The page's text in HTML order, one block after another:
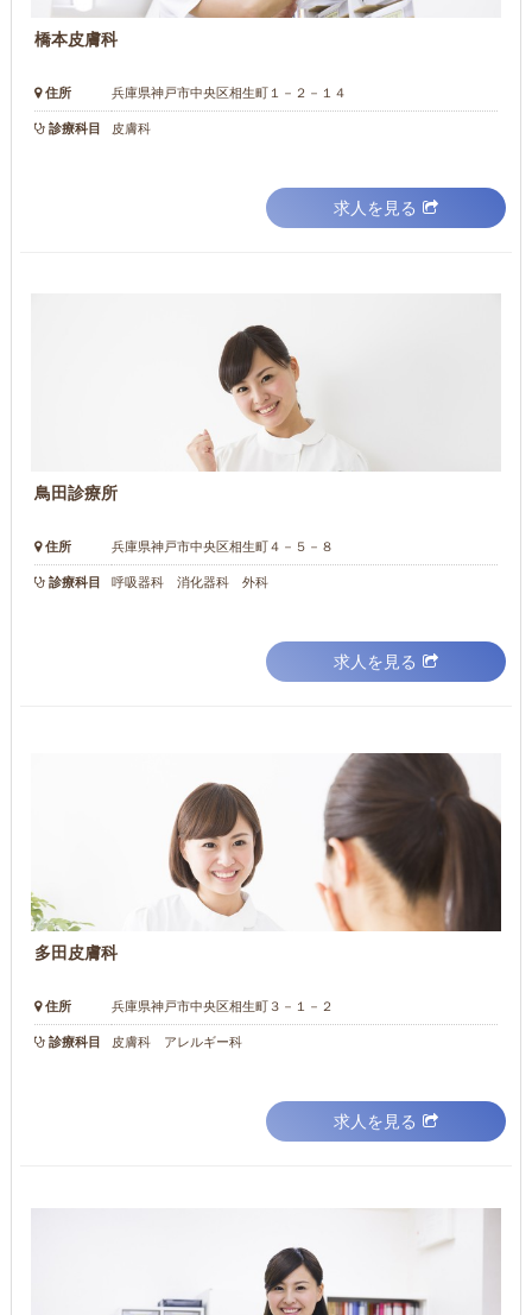
橋本皮膚科
住所 兵庫県神戸市中央区相生町１－２－１４
診療科目 皮膚科
求人を見る
鳥田診療所
住所 兵庫県神戸市中央区相生町４－５－８
診療科目 呼吸器科 消化器科 外科
求人を見る
多田皮膚科
住所 兵庫県神戸市中央区相生町３－１－２
診療科目 皮膚科 アレルギー科
求人を見る